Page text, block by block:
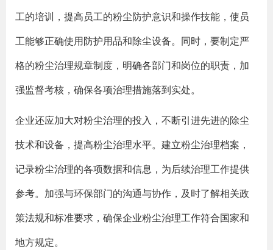
工的培训，提高员工的粉尘防护意识和操作技能，使员
工能够正确使用防护用品和除尘设备。同时，要制定严
格的粉尘治理规章制度，明确各部门和岗位的职责，加
强监督考核，确保各项治理措施落到实处。
企业还应加大对粉尘治理的投入，不断引进先进的除尘
技术和设备，提高粉尘治理水平。建立粉尘治理档案，
记录粉尘治理的各项数据和信息，为后续治理工作提供
参考。加强与环保部门的沟通与协作，及时了解相关政
策法规和标准要求，确保企业粉尘治理工作符合国家和
地方规定。